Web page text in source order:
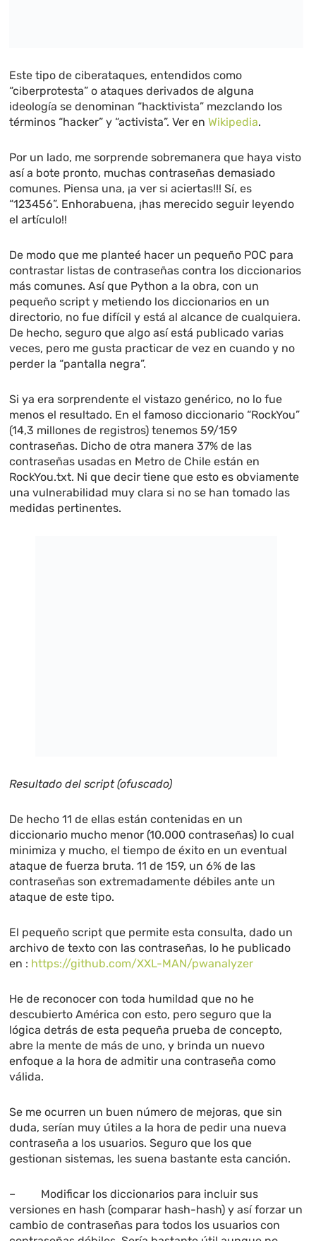
Este tipo de ciberataques, entendidos como
“ciberprotesta” o ataques derivados de alguna
ideología se denominan “hacktivista” mezclando los
términos “hacker” y “activista”. Ver enWikipedia.
Por un lado, me sorprende sobremanera que haya visto
así a bote pronto, muchas contraseñas demasiado
comunes. Piensa una, ¡a ver si aciertas!!! Sí, es
“123456”. Enhorabuena, ¡has merecido seguir leyendo
el artículo!!
De modo que me planteé hacer un pequeño POC para
contrastar listas de contraseñas contra los diccionarios
más comunes. Así que Python a la obra, con un
pequeño script y metiendo los diccionarios en un
directorio, no fue difícil y está al alcance de cualquiera.
De hecho, seguro que algo así está publicado varias
veces, pero me gusta practicar de vez en cuando y no
perder la “pantalla negra”.
Si ya era sorprendente el vistazo genérico, no lo fue
menos el resultado. En el famoso diccionario “RockYou”
(14,3 millones de registros) tenemos 59/159
contraseñas. Dicho de otra manera 37% de las
contraseñas usadas en Metro de Chile están en
RockYou.txt. Ni que decir tiene que esto es obviamente
una vulnerabilidad muy clara si no se han tomado las
medidas pertinentes.
Resultado del script (ofuscado)
De hecho 11 de ellas están contenidas en un
diccionario mucho menor (10.000 contraseñas) lo cual
minimiza y mucho, el tiempo de éxito en un eventual
ataque de fuerza bruta. 11 de 159, un 6% de las
contraseñas son extremadamente débiles ante un
ataque de este tipo.
El pequeño script que permite esta consulta, dado un
archivo de texto con las contraseñas, lo he publicado
en : https://github.com/XXL-MAN/pwanalyzer
He de reconocer con toda humildad que no he
descubierto América con esto, pero seguro que la
lógica detrás de esta pequeña prueba de concepto,
abre la mente de más de uno, y brinda un nuevo
enfoque a la hora de admitir una contraseña como
válida.
Se me ocurren un buen número de mejoras, que sin
duda, serían muy útiles a la hora de pedir una nueva
contraseña a los usuarios. Seguro que los que
gestionan sistemas, les suena bastante esta canción.
– Modificar los diccionarios para incluir sus
versiones en hash (comparar hash-hash) y así forzar un
cambio de contraseñas para todos los usuarios con